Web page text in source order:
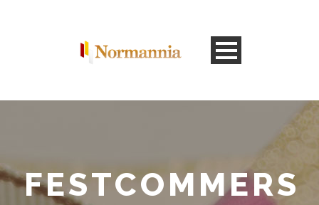
FESTCOMMERS